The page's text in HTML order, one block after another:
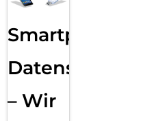
Smartphone
Datensicherung
– Wir